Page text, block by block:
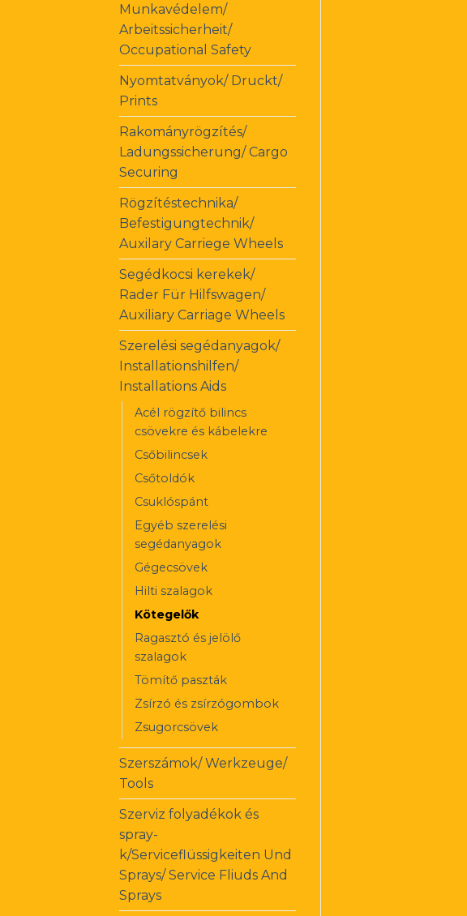
Munkavédelem/
Arbeitssicherheit/
Occupational Safety
Nyomtatványok/ Druckt/
Prints
Rakományrögzítés/
Ladungssicherung/ Cargo
Securing
Rögzítéstechnika/
Befestigungtechnik/
Auxilary Carriege Wheels
Segédkocsi kerekek/
Rader Für Hilfswagen/
Auxiliary Carriage Wheels
Szerelési segédanyagok/
Installationshilfen/
Installations Aids
Acél rögzítő bilincs
csövekre és kábelekre
Csőbilincsek
Csőtoldók
Csuklóspánt
Egyéb szerelési
segédanyagok
Gégecsövek
Hilti szalagok
Kötegelők
Ragasztó és jelölő
szalagok
Tömítő paszták
Zsírzó és zsírzógombok
Zsugorcsövek
Szerszámok/ Werkzeuge/
Tools
Szerviz folyadékok és
spray-
k/Serviceflüssigkeiten Und
Sprays/ Service Fliuds And
Sprays